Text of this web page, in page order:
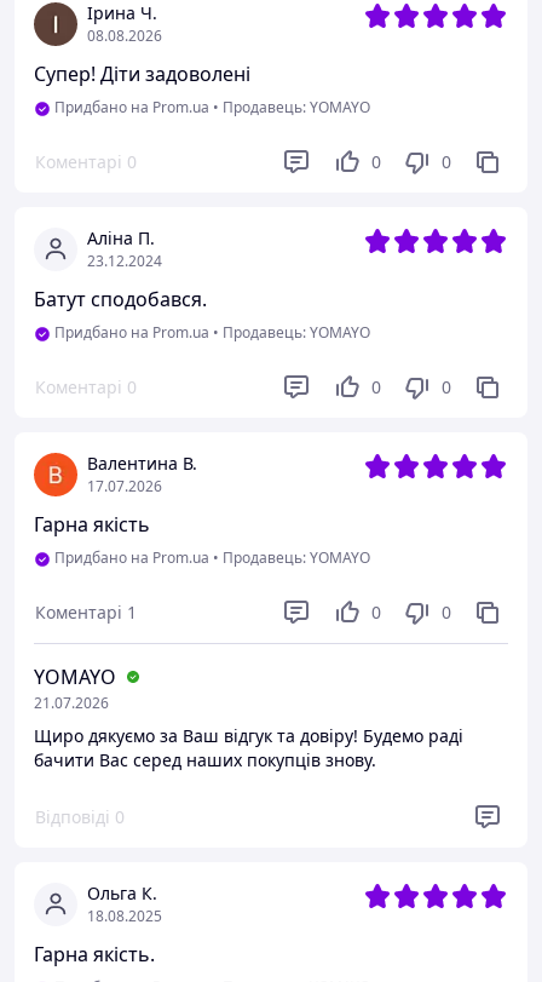
Ірина Ч.
08.08.2026
Супер! Діти задоволені
Придбано на Prom.ua • Продавець: YOMAYO
Коментарі 0 0 0
Аліна П.
23.12.2024
Батут сподобався.
Придбано на Prom.ua • Продавець: YOMAYO
Коментарі 0 0 0
Валентина В.
17.07.2026
Гарна якість
Придбано на Prom.ua • Продавець: YOMAYO
Коментарі 1 0 0
YOMAYO
21.07.2026
Щиро дякуємо за Ваш відгук та довіру! Будемо раді
бачити Вас серед наших покупців знову.
Відповіді 0
Ольга К.
18.08.2025
Гарна якість.